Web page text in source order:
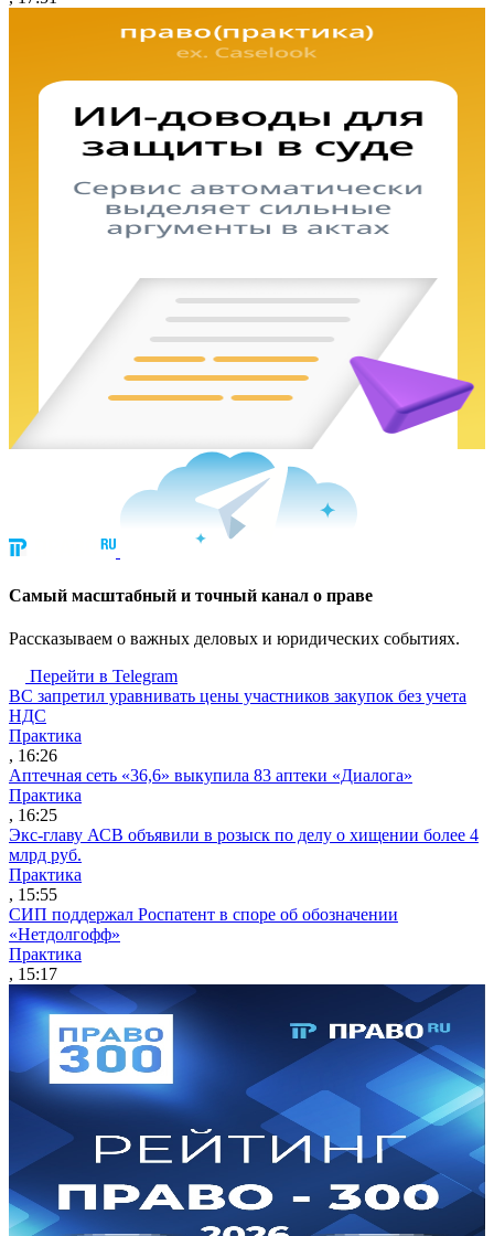
Cамый масштабный и точный канал о праве
Рассказываем о важных деловых и юридических событиях.
Перейти в Telegram
ВС запретил уравнивать цены участников закупок без учета
НДС
Практика
, 16:26
Аптечная сеть «36,6» выкупила 83 аптеки «Диалога»
Практика
, 16:25
Экс-главу АСВ объявили в розыск по делу о хищении более 4
млрд руб.
Практика
, 15:55
СИП поддержал Роспатент в споре об обозначении
«Нетдолгофф»
Практика
, 15:17